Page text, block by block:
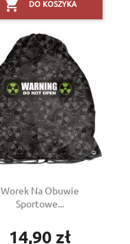
 DO KOSZYKA
Worek Na Obuwie
Sportowe...
Cena
14,90 zł